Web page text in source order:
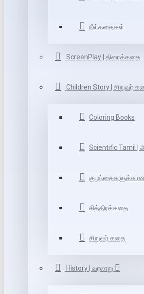
நீள்கதைகள்
ScreenPlay | திரைக்கதை
Children Story | சிறுவர்
Coloring Books
Scientific Tamil |
சித்திரக்கதை
சிறுவர் கதை
History | வரலாறு